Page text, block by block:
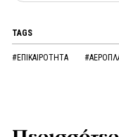
TAGS
#ΕΠΙΚΑΙΡΟΤΗΤΑ